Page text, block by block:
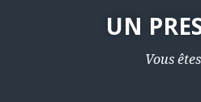
UN
Vous